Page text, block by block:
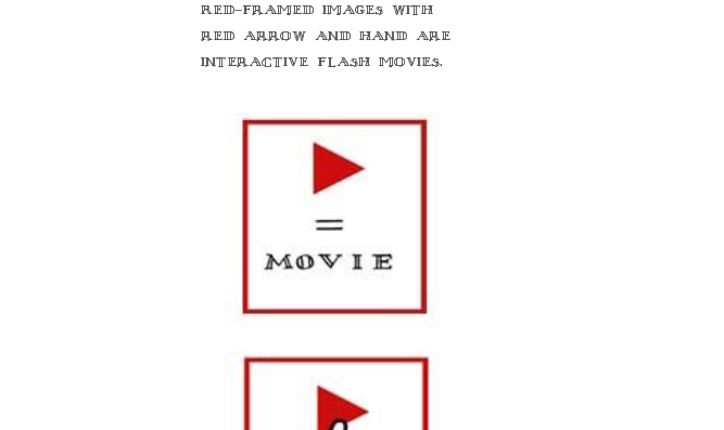
Red-framed images with
red arrow and hand are
interactive flash movies.